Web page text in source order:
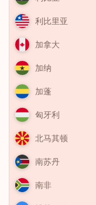
利比里亚
加拿大
加纳
加蓬
匈牙利
北马其顿
南苏丹
南非